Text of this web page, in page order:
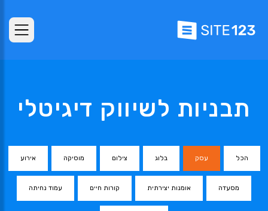
תבניות לשיווק דיגיטלי
הכל עסק בלוג צילום מוסיקה אירוע
מסעדה אומנות יצירתית קורות חיים עמוד נחיתה